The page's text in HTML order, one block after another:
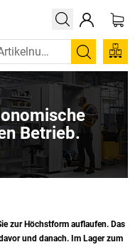
Suchen
Betrieb.
zur Höchstform auflaufen. Das
und danach. Im Lager zum